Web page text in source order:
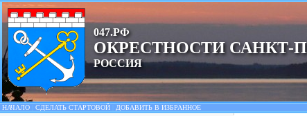
047.РФ
ОКРЕСТНОСТИ САНКТ-
РОССИЯ
НАЧАЛО СДЕЛАТЬ СТАРТОВОЙ ДОБАВИТЬ В ИЗБРАННОЕ